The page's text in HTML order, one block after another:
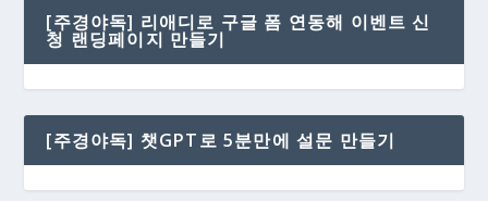
[주경야독] 리애디로 구글 폼 연동해 이벤트 신
청 랜딩페이지 만들기
[주경야독] 챗GPT로 5분만에 설문 만들기